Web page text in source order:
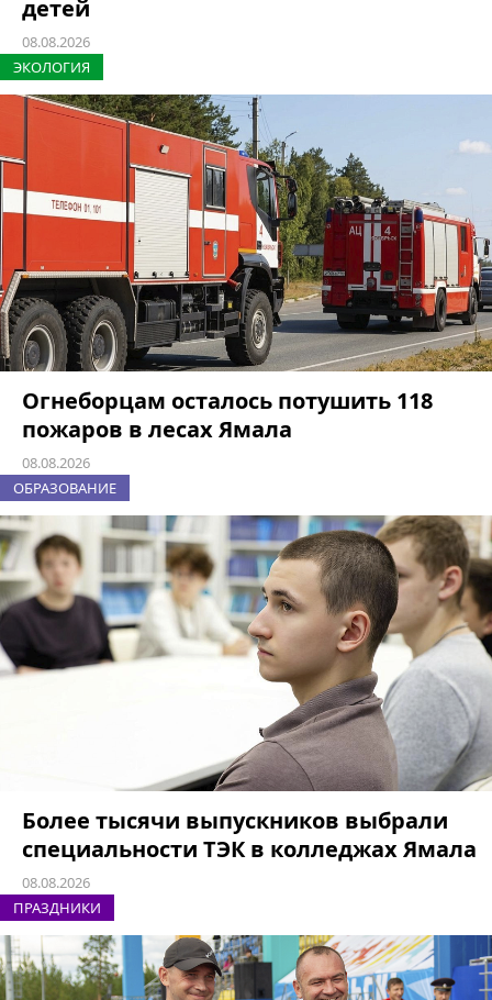
детей
08.08.2026
ЭКОЛОГИЯ
Огнеборцам осталось потушить 118
пожаров в лесах Ямала
08.08.2026
ОБРАЗОВАНИЕ
Более тысячи выпускников выбрали
специальности ТЭК в колледжах Ямала
08.08.2026
ПРАЗДНИКИ